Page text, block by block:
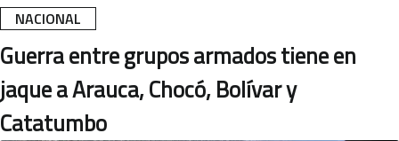
NACIONAL
Guerra entre grupos armados tiene en
jaque a Arauca, Chocó, Bolívar y
Catatumbo